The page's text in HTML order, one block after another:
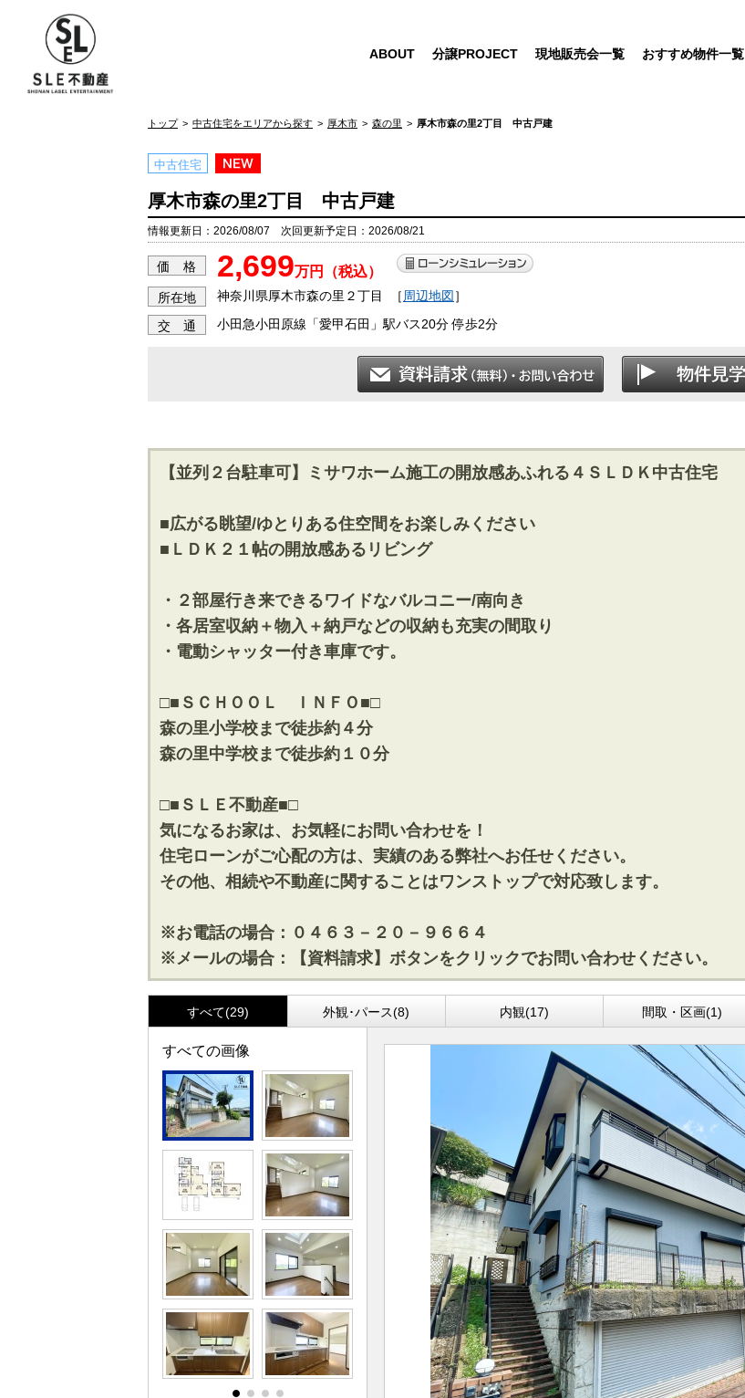
ABOUT 分譲PROJECT 現地販売会一覧 おすすめ物件一覧
トップ 中古住宅をエリアから探す 厚木市 森の里 厚木市森の里2丁目 中古戸建
中古住宅
厚木市森の里2丁目 中古戸建
情報更新日：2026/08/07 次回更新予定日：2026/08/21
価 格 2,699万円（税込）
所在地 神奈川県厚木市森の里２丁目 ［ 周辺地図 ］
交 通 小田急小田原線「愛甲石田」駅バス20分 停歩2分
【並列２台駐車可】ミサワホーム施工の開放感あふれる４ＳＬＤＫ中古住宅
■広がる眺望/ゆとりある住空間をお楽しみください
■ＬＤＫ２１帖の開放感あるリビング
・２部屋行き来できるワイドなバルコニー/南向き
・各居室収納＋物入＋納戸などの収納も充実の間取り
・電動シャッター付き車庫です。
□■ＳＣＨＯＯＬ ＩＮＦＯ■□
森の里小学校まで徒歩約４分
森の里中学校まで徒歩約１０分
□■ＳＬＥ不動産■□
気になるお家は、お気軽にお問い合わせを！
住宅ローンがご心配の方は、実績のある弊社へお任せください。
その他、相続や不動産に関することはワンストップで対応致します。
※お電話の場合：０４６３－２０－９６６４
※メールの場合：【資料請求】ボタンをクリックでお問い合わせください。
すべて(29) 外観･パース(8) 内観(17) 間取・区画(1)
すべての画像